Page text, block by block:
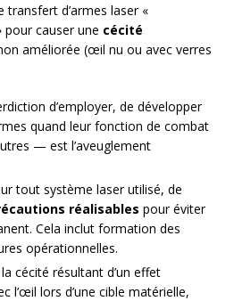
transfert d’armes laser «
causer une cécité
améliorée (œil nu ou avec verres
d’employer, de développer
quand leur fonction de combat
— est l’aveuglement
tout système laser utilisé, de
réalisables pour éviter
Cela inclut formation des
opérationnelles.
cécité résultant d’un effet
l’œil lors d’une cible matérielle,